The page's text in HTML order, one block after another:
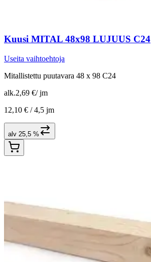
Kuusi MITAL 48x98 LUJUUS C24
Useita vaihtoehtoja
Mitallistettu puutavara 48 x 98 C24
alk.2,69 €/ jm
12,10 € /4,5 jm
alv 25,5 %